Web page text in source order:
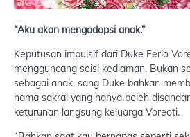
“Aku akan mengadopsi anak.”
Keputusan impulsif dari Duke Ferio
mengguncang seisi kediaman. Bukan
sebagai anak, sang Duke bahkan
nama sakral yang hanya boleh
keturunan langsung keluarga Voreoti.